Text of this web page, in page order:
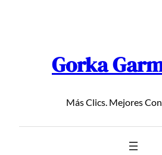
Gorka
Más Clics. Mejores